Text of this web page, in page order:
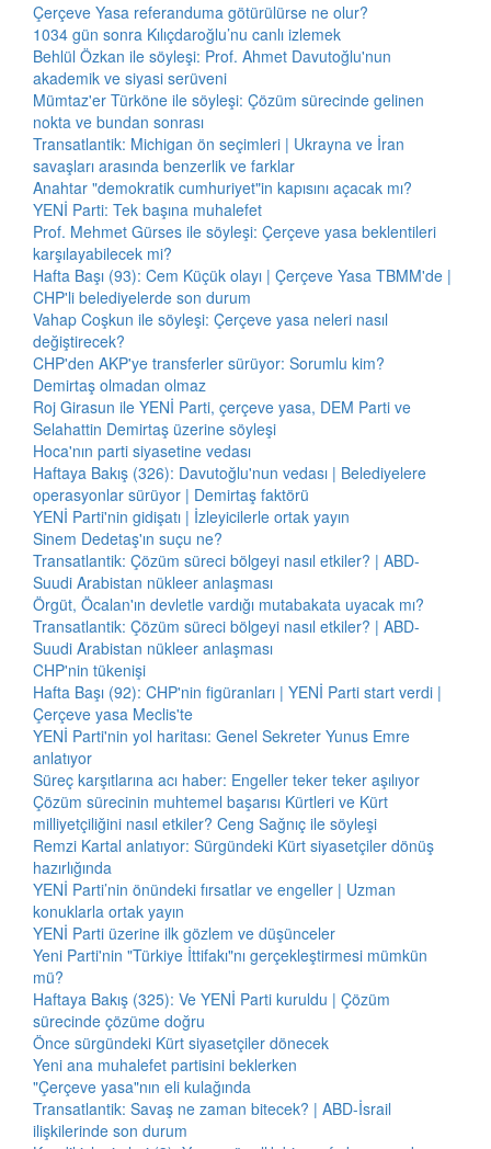
Çerçeve Yasa referanduma götürülürse ne olur?
1034 gün sonra Kılıçdaroğlu’nu canlı izlemek
Behlül Özkan ile söyleşi: Prof. Ahmet Davutoğlu'nun
akademik ve siyasi serüveni
Mümtaz'er Türköne ile söyleşi: Çözüm sürecinde gelinen
nokta ve bundan sonrası
Transatlantik: Michigan ön seçimleri | Ukrayna ve İran
savaşları arasında benzerlik ve farklar
Anahtar "demokratik cumhuriyet"in kapısını açacak mı?
YENİ Parti: Tek başına muhalefet
Prof. Mehmet Gürses ile söyleşi: Çerçeve yasa beklentileri
karşılayabilecek mi?
Hafta Başı (93): Cem Küçük olayı | Çerçeve Yasa TBMM'de |
CHP'li belediyelerde son durum
Vahap Coşkun ile söyleşi: Çerçeve yasa neleri nasıl
değiştirecek?
CHP'den AKP'ye transferler sürüyor: Sorumlu kim?
Demirtaş olmadan olmaz
Roj Girasun ile YENİ Parti, çerçeve yasa, DEM Parti ve
Selahattin Demirtaş üzerine söyleşi
Hoca'nın parti siyasetine vedası
Haftaya Bakış (326): Davutoğlu'nun vedası | Belediyelere
operasyonlar sürüyor | Demirtaş faktörü
YENİ Parti'nin gidişatı | İzleyicilerle ortak yayın
Sinem Dedetaş'ın suçu ne?
Transatlantik: Çözüm süreci bölgeyi nasıl etkiler? | ABD-
Suudi Arabistan nükleer anlaşması
Örgüt, Öcalan'ın devletle vardığı mutabakata uyacak mı?
Transatlantik: Çözüm süreci bölgeyi nasıl etkiler? | ABD-
Suudi Arabistan nükleer anlaşması
CHP'nin tükenişi
Hafta Başı (92): CHP'nin figüranları | YENİ Parti start verdi |
Çerçeve yasa Meclis'te
YENİ Parti'nin yol haritası: Genel Sekreter Yunus Emre
anlatıyor
Süreç karşıtlarına acı haber: Engeller teker teker aşılıyor
Çözüm sürecinin muhtemel başarısı Kürtleri ve Kürt
milliyetçiliğini nasıl etkiler? Ceng Sağnıç ile söyleşi
Remzi Kartal anlatıyor: Sürgündeki Kürt siyasetçiler dönüş
hazırlığında
YENİ Parti’nin önündeki fırsatlar ve engeller | Uzman
konuklarla ortak yayın
YENİ Parti üzerine ilk gözlem ve düşünceler
Yeni Parti'nin "Türkiye İttifakı"nı gerçekleştirmesi mümkün
mü?
Haftaya Bakış (325): Ve YENİ Parti kuruldu | Çözüm
sürecinde çözüme doğru
Önce sürgündeki Kürt siyasetçiler dönecek
Yeni ana muhalefet partisini beklerken
"Çerçeve yasa"nın eli kulağında
Transatlantik: Savaş ne zaman bitecek? | ABD-İsrail
ilişkilerinde son durum